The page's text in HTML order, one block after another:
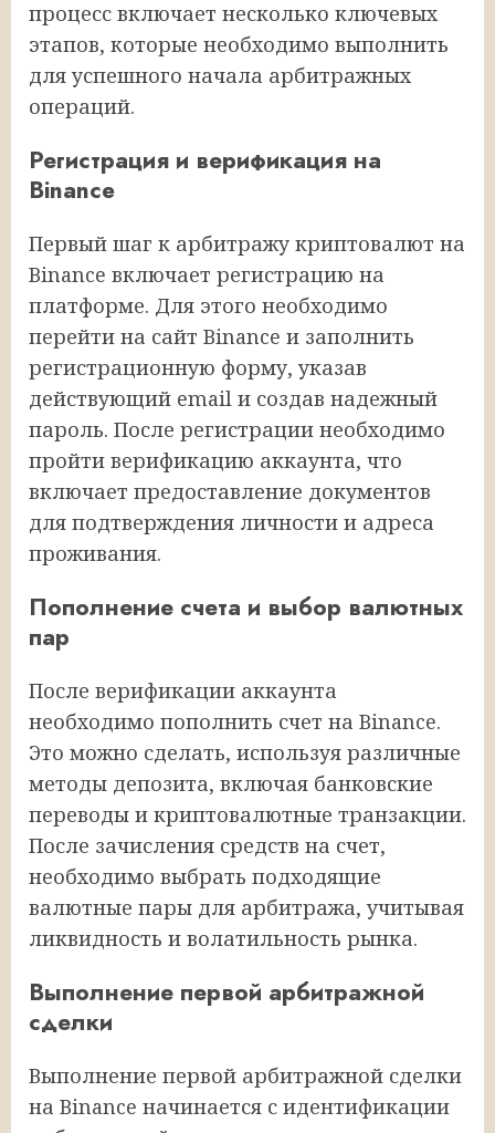
процесс включает несколько ключевых
этапов, которые необходимо выполнить
для успешного начала арбитражных
операций.
Регистрация и верификация на
Binance
Первый шаг к арбитражу криптовалют на
Binance включает регистрацию на
платформе. Для этого необходимо
перейти на сайт Binance и заполнить
регистрационную форму, указав
действующий email и создав надежный
пароль. После регистрации необходимо
пройти верификацию аккаунта, что
включает предоставление документов
для подтверждения личности и адреса
проживания.
Пополнение счета и выбор валютных
пар
После верификации аккаунта
необходимо пополнить счет на Binance.
Это можно сделать, используя различные
методы депозита, включая банковские
переводы и криптовалютные транзакции.
После зачисления средств на счет,
необходимо выбрать подходящие
валютные пары для арбитража, учитывая
ликвидность и волатильность рынка.
Выполнение первой арбитражной
сделки
Выполнение первой арбитражной сделки
на Binance начинается с идентификации